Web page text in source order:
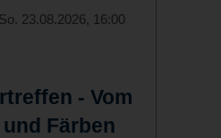
23.08.2026, 16:00
- Vom
Färben